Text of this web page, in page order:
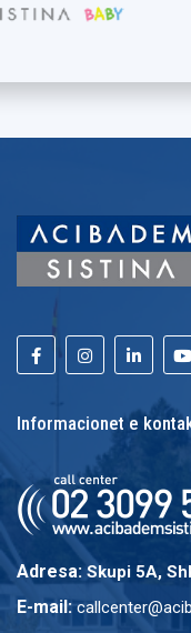
Informacionet e
Adresa: Skupi 5A,
E-mail: